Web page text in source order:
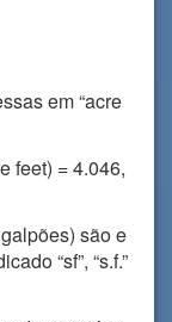
em “acre
feet) = 4.046,
são e
“sf”, “s.f.”